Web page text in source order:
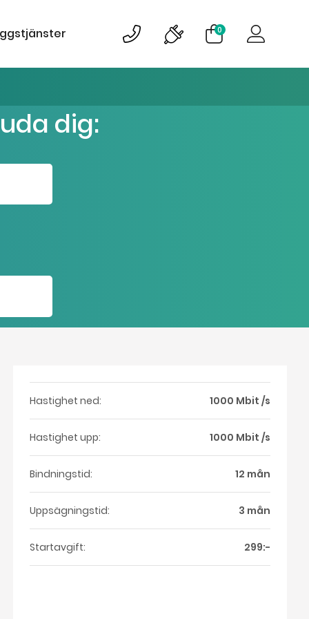
0
dig:
Hastighet ned: 1000 Mbit /s
Hastighet upp: 1000 Mbit /s
Bindningstid: 12 mån
Uppsägningstid: 3 mån
Startavgift: 299:-